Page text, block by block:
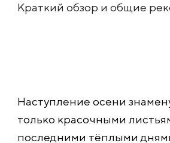
Краткий обзор и общие
Наступление осени
только красочными
последними тёплыми